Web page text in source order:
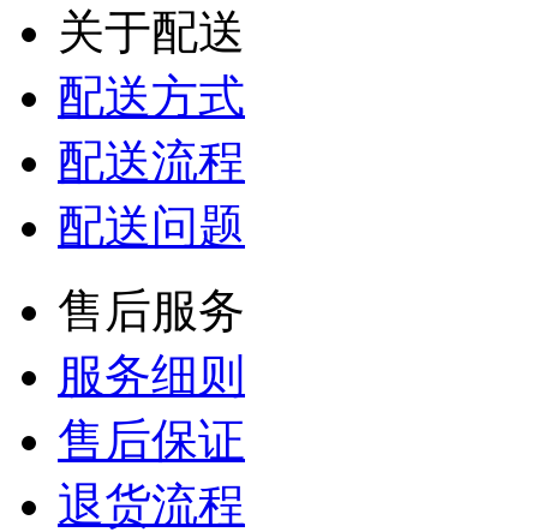
关于配送
配送方式
配送流程
配送问题
售后服务
服务细则
售后保证
退货流程